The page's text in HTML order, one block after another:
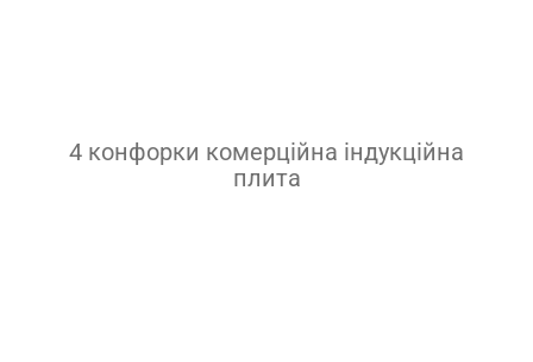
4 конфорки комерційна індукційна
плита